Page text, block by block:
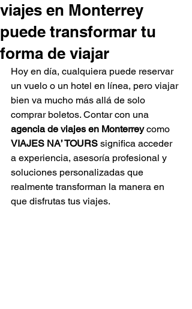
viajes en Monterrey
puede transformar tu
forma de viajar
Hoy en día, cualquiera puede reservar
un vuelo o un hotel en línea, pero viajar
bien va mucho más allá de solo
comprar boletos. Contar con una
agencia de viajes en Monterrey como
VIAJES NA’ TOURS significa acceder
a experiencia, asesoría profesional y
soluciones personalizadas que
realmente transforman la manera en
que disfrutas tus viajes.